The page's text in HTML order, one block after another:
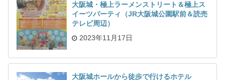
大阪城・極上ラーメンストリート＆極上ス
イーツパーティ（JR大阪城公園駅前＆読売
テレビ周辺）
2023年11月17日
大阪城ホールから徒歩で行けるホテル